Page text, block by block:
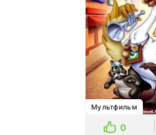
Мультфильм
0